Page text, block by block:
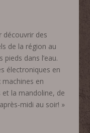
découvrir des
de la région au
dans l’eau.
électroniques en
en
la mandoline, de
midi au soir! »